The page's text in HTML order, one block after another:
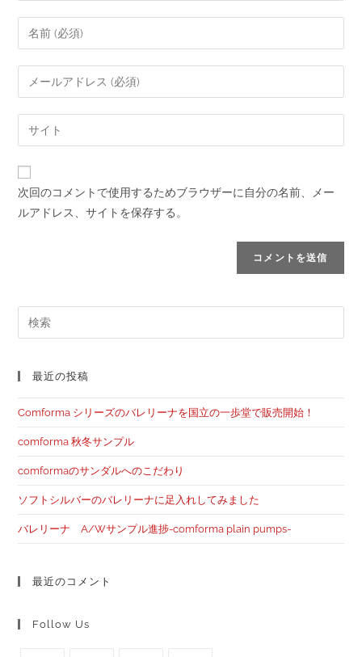
次回のコメントで使用するためブラウザーに自分の名前、メー
ルアドレス、サイトを保存する。
最近の投稿
Comforma シリーズのバレリーナを国立の一歩堂で販売開始！
comforma 秋冬サンプル
comformaのサンダルへのこだわり
ソフトシルバーのバレリーナに足入れしてみました
バレリーナ A/Wサンプル進捗-comforma plain pumps-
最近のコメント
Follow Us